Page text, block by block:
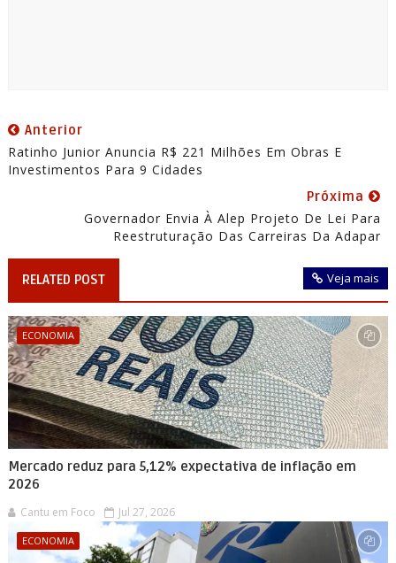
Anterior
Ratinho Junior Anuncia R$ 221 Milhões Em Obras E
Investimentos Para 9 Cidades
Próxima
Governador Envia À Alep Projeto De Lei Para
Reestruturação Das Carreiras Da Adapar
RELATED POST Veja mais
ECONOMIA
Mercado reduz para 5,12% expectativa de inflação em
2026
Cantu em Foco Jul 27, 2026
ECONOMIA